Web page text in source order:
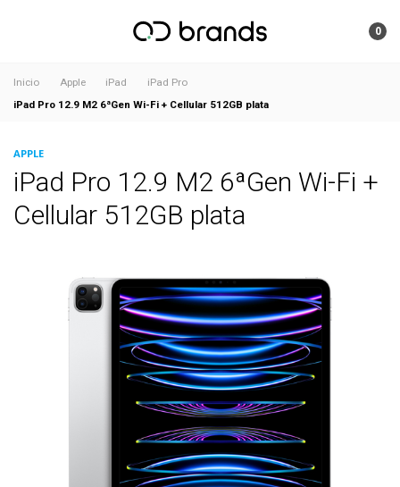
0
Inicio Apple iPad
iPad Pro
iPad Pro 12.9 M2 6ªGen Wi-Fi + Cellular 512GB plata
APPLE
iPad Pro 12.9 M2 6ªGen Wi-Fi +
Cellular 512GB plata